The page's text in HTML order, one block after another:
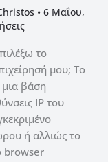
• 6 Μαΐου,
το
μου; Το
βάση
IP του
ή αλλιώς το
browser